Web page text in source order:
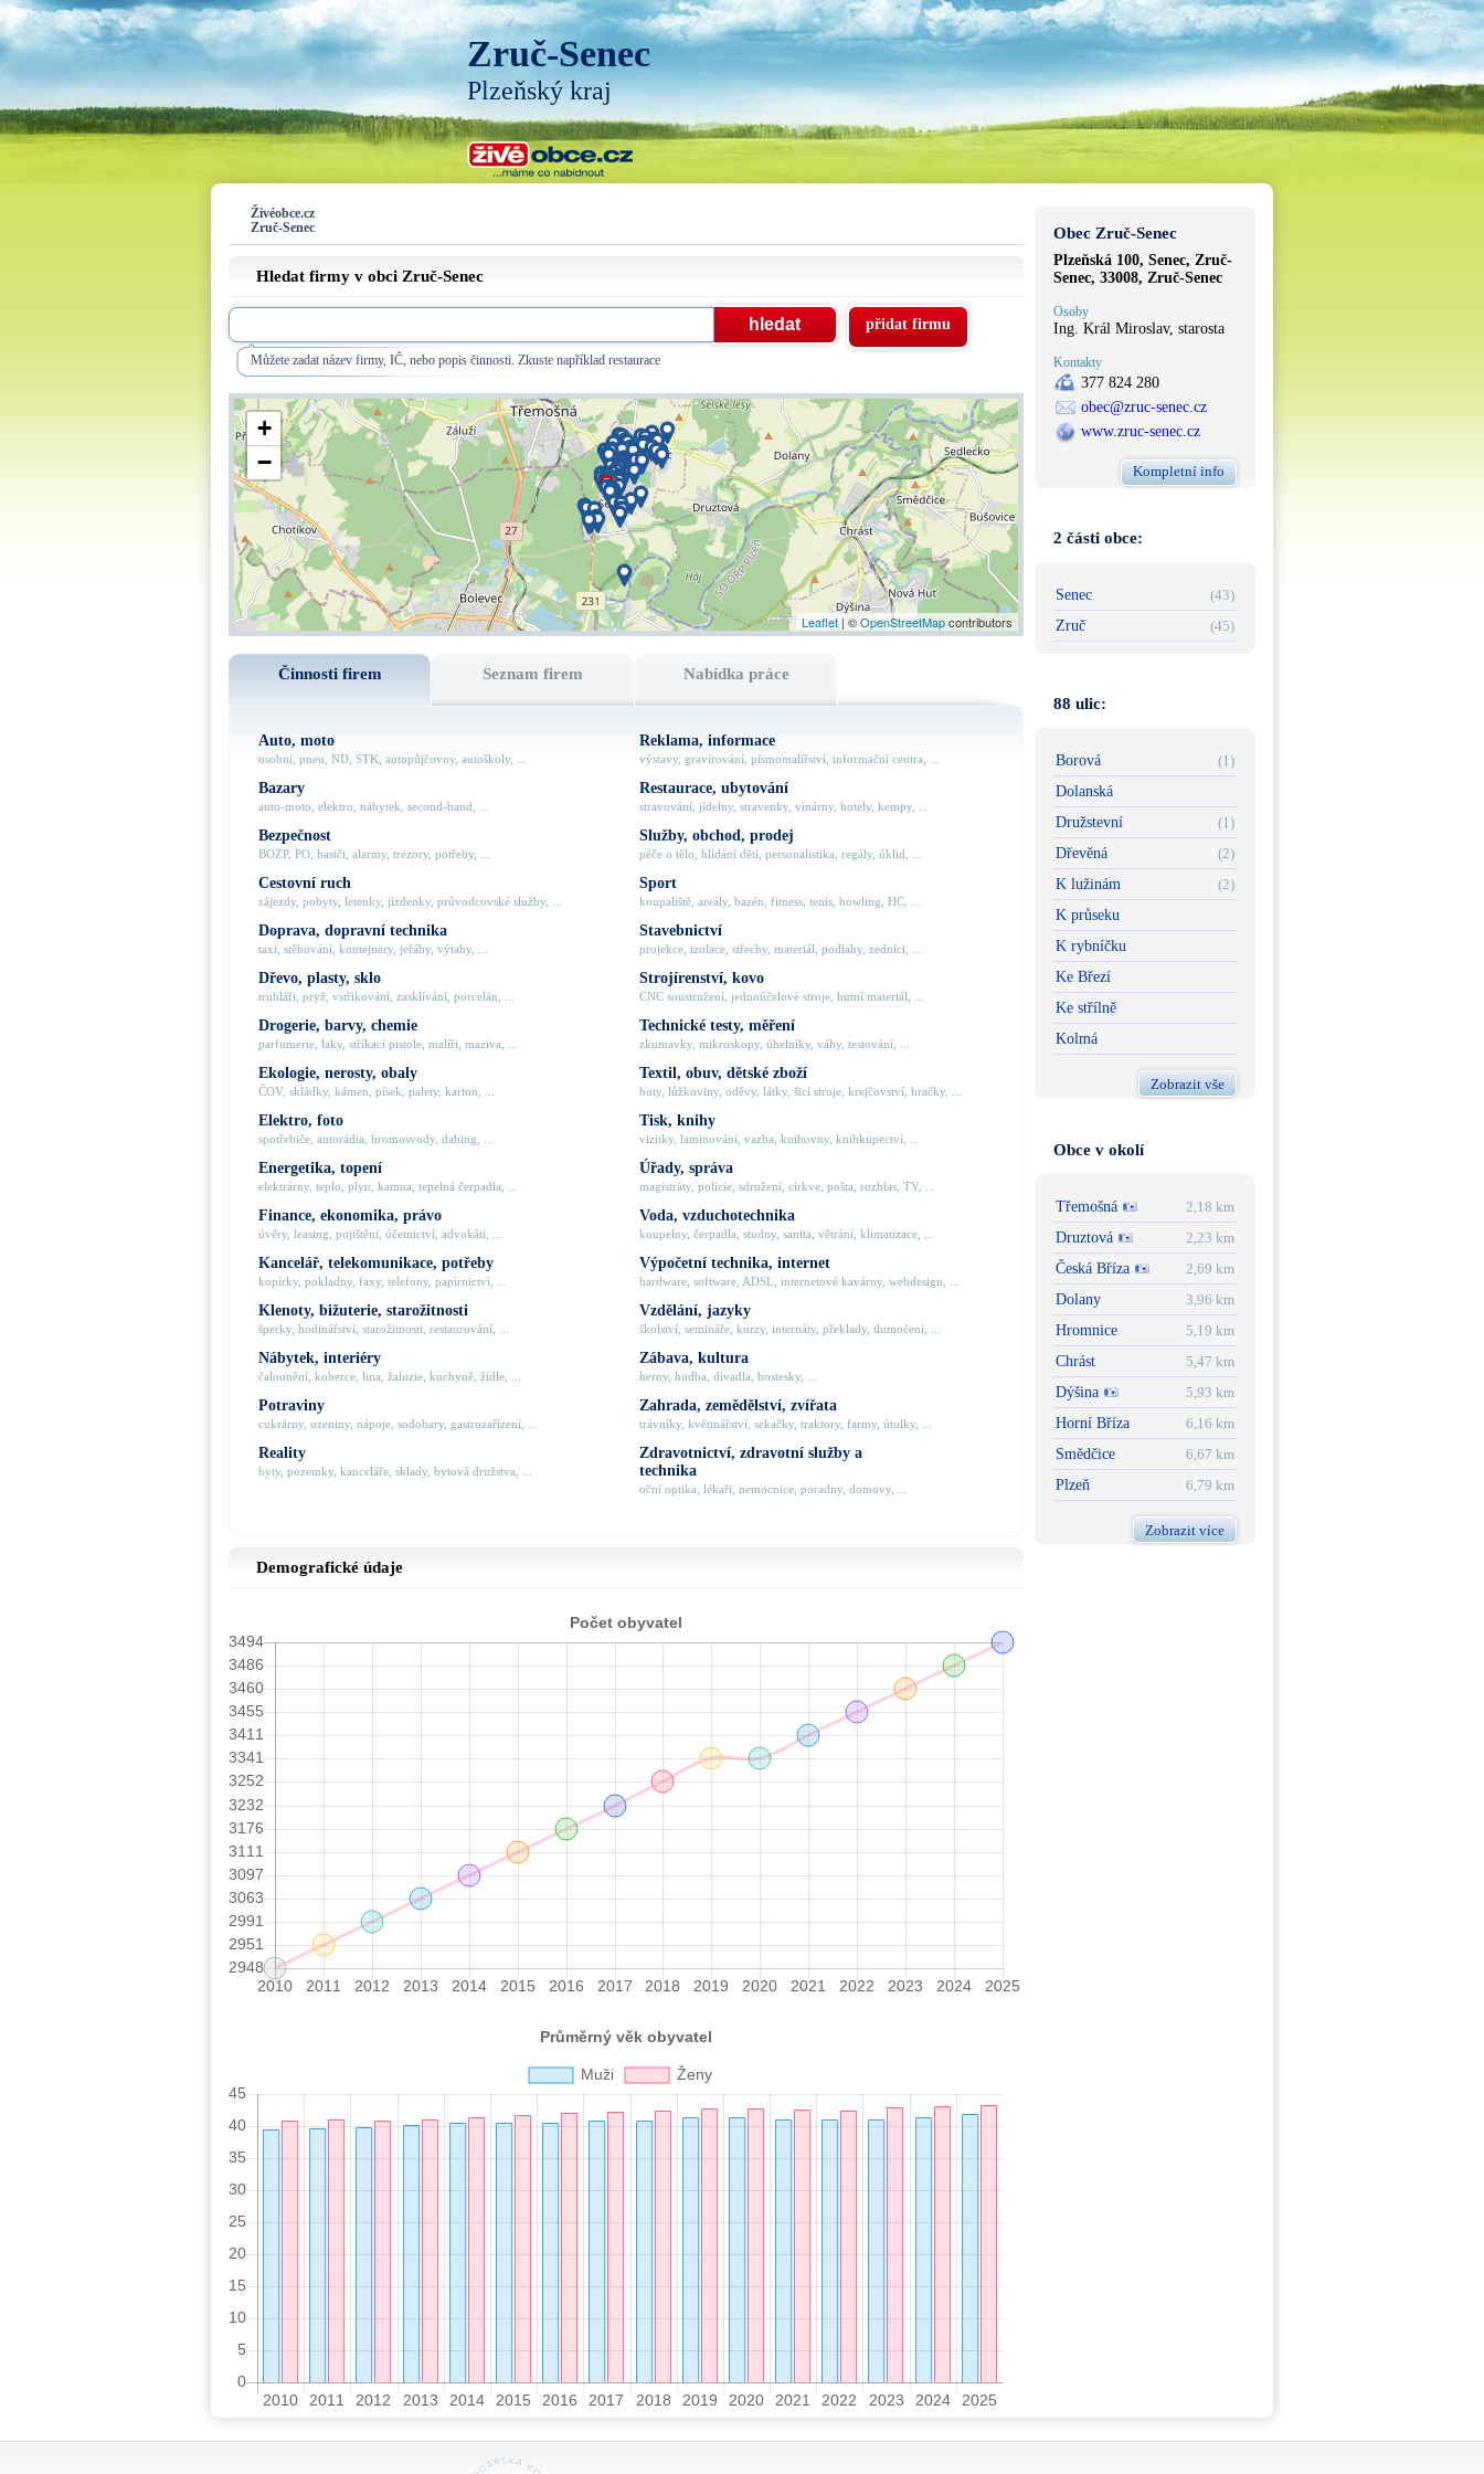
Zruč-Senec
Plzeňský kraj
Živéobce.cz
Zruč-Senec
Hledat firmy v obci Zruč-Senec
Můžete zadat název firmy, IČ, nebo popis činnosti. Zkuste například restaurace
přidat firmu
+
−
Leaflet | ©OpenStreetMapcontributors
Činnosti firem Seznam firem Nabídka práce
Auto, moto
osobní, pneu, ND, STK, autopůjčovny, autoškoly, ...
Bazary
auto-moto, elektro, nábytek, second-hand, ...
Bezpečnost
BOZP, PO, hasiči, alarmy, trezory, potřeby, ...
Cestovní ruch
zájezdy, pobyty, letenky, jízdenky, průvodcovské služby, ...
Doprava, dopravní technika
taxi, stěhování, kontejnery, jeřáby, výtahy, ...
Dřevo, plasty, sklo
truhláři, pryž, vstřikování, zasklívání, porcelán, ...
Drogerie, barvy, chemie
parfumerie, laky, stříkací pistole, malíři, maziva, ...
Ekologie, nerosty, obaly
ČOV, skládky, kámen, písek, palety, karton, ...
Elektro, foto
spotřebiče, autorádia, hromosvody, dabing, ...
Energetika, topení
elektrárny, teplo, plyn, kamna, tepelná čerpadla, ...
Finance, ekonomika, právo
úvěry, leasing, pojištění, účetnictví, advokáti, ...
Kancelář, telekomunikace, potřeby
kopírky, pokladny, faxy, telefony, papírnictví, ...
Klenoty, bižuterie, starožitnosti
šperky, hodinářství, starožitnosti, restaurování, ...
Nábytek, interiéry
čalounění, koberce, lina, žaluzie, kuchyně, židle, ...
Potraviny
cukrárny, uzeniny, nápoje, sodobary, gastrozařízení, ...
Reality
byty, pozemky, kanceláře, sklady, bytová družstva, ...
Reklama, informace
výstavy, gravírování, písmomalířství, informační centra, ...
Restaurace, ubytování
stravování, jídelny, stravenky, vinárny, hotely, kempy, ...
Služby, obchod, prodej
péče o tělo, hlídání dětí, personalistika, regály, úklid, ...
Sport
koupaliště, areály, bazén, fitness, tenis, bowling, HC, ...
Stavebnictví
projekce, izolace, střechy, materiál, podlahy, zedníci, ...
Strojírenství, kovo
CNC soustružení, jednoúčelové stroje, hutní materiál, ...
Technické testy, měření
zkumavky, mikroskopy, úhelníky, váhy, testování, ...
Textil, obuv, dětské zboží
boty, lůžkoviny, oděvy, látky, šicí stroje, krejčovství, hračky, ...
Tisk, knihy
vizitky, laminování, vazba, knihovny, knihkupectví, ...
Úřady, správa
magistráty, policie, sdružení, církve, pošta, rozhlas, TV, ...
Voda, vzduchotechnika
koupelny, čerpadla, studny, sanita, větrání, klimatizace, ...
Výpočetní technika, internet
hardware, software, ADSL, internetové kavárny, webdesign, ...
Vzdělání, jazyky
školství, semináře, kurzy, internáty, překlady, tlumočení, ...
Zábava, kultura
herny, hudba, divadla, hostesky, ...
Zahrada, zemědělství, zvířata
trávníky, květinářství, sekačky, traktory, farmy, útulky, ...
Zdravotnictví, zdravotní služby a
technika
oční optika, lékaři, nemocnice, poradny, domovy, ...
Demografické údaje
Obec Zruč-Senec
Plzeňská 100, Senec, Zruč-
Senec, 33008, Zruč-Senec
Osoby
Ing. Král Miroslav, starosta
Kontakty
377 824 280
obec@zruc-senec.cz
www.zruc-senec.cz
Kompletní info
2 části obce:
Senec
(43)
Zruč
(45)
88 ulic:
Borová
(1)
Dolanská
Družstevní
(1)
Dřevěná
(2)
K lužinám
(2)
K průseku
K rybníčku
Ke Březí
Ke střílně
Kolmá
Zobrazit vše
Obce v okolí
Třemošná
2,18 km
Druztová
2,23 km
Česká Bříza
2,69 km
Dolany
3,96 km
Hromnice
5,19 km
Chrást
5,47 km
Dýšina
5,93 km
Horní Bříza
6,16 km
Smědčice
6,67 km
Plzeň
6,79 km
Zobrazit více